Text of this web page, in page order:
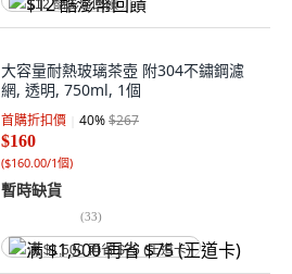
$12 酷澎幣回饋
大容量耐熱玻璃茶壺 附304不鏽鋼濾
網, 透明, 750ml, 1個
首購折扣價 40%$267
$160
($160.00/1個)
暫時缺貨
(33)
满 $1,500 再省 $75 (王道卡)